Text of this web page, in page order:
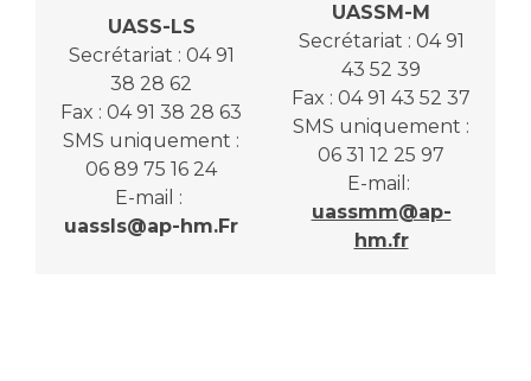
Les recherches en santé à l’AP-HM
Lieu de santé sans tabac
UASS-LS
Secrétariat : 04 91
38 28 62
Fax : 04 91 38 28 63
SMS uniquement :
06 89 75 16 24
E-mail :
uassls@ap-hm.Fr
UASSM-M
Secrétariat : 04 91
43 52 39
Fax : 04 91 43 52 37
SMS uniquement :
06 31 12 25 97
E-mail:
uassmm@ap-
hm.fr